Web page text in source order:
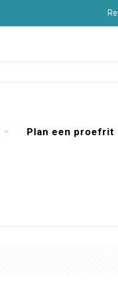
Plan een proefrit